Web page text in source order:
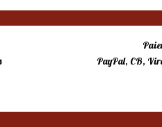
PayPal, CB,